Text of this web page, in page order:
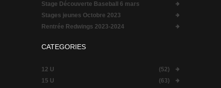
Stage Découverte Baseball 6 mars
Stages jeunes Octobre 2023
Rentrée Redwings 2023-2024
CATEGORIES
12 U
(52)
15 U
(63)